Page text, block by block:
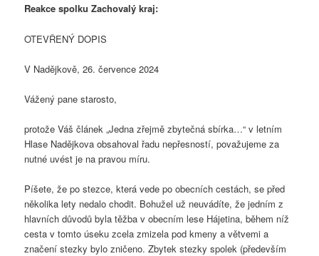
Reakce spolku Zachovalý kraj:
OTEVŘENÝ DOPIS
V Nadějkově, 26. července 2024
Vážený pane starosto,
protože Váš článek „Jedna zřejmě zbytečná sbírka…“ v letním
Hlase Nadějkova obsahoval řadu nepřesností, považujeme za
nutné uvést je na pravou míru.
Píšete, že po stezce, která vede po obecních cestách, se před
několika lety nedalo chodit. Bohužel už neuvádíte, že jedním z
hlavních důvodů byla těžba v obecním lese Hájetina, během níž
cesta v tomto úseku zcela zmizela pod kmeny a větvemi a
značení stezky bylo zničeno. Zbytek stezky spolek (především